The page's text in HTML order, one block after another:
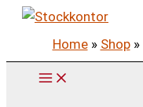
Zum
springen
Home» Shop»